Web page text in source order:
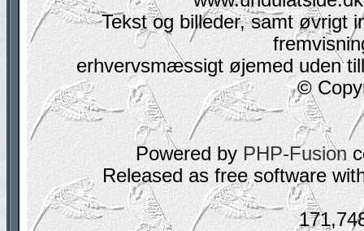
Tekst og billeder, samt øvrigt
erhvervsmæssigt øjemed uden
©
Powered byPHP-Fusion
Released as free software